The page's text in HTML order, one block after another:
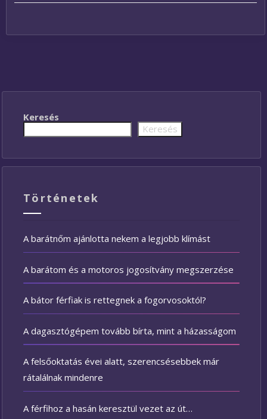
Keresés
Keresés
Történetek
A barátnőm ajánlotta nekem a legjobb klímást
A barátom és a motoros jogosítvány megszerzése
A bátor férfiak is rettegnek a fogorvosoktól?
A dagasztógépem tovább bírta, mint a házasságom
A felsőoktatás évei alatt, szerencsésebbek már
rátalálnak mindenre
A férfihoz a hasán keresztül vezet az út…